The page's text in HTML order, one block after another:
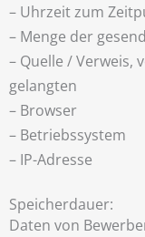
– Uhrzeit zum
– Menge der
– Quelle / Verweis,
gelangten
– Browser
– Betriebssystem
– IP-Adresse
Speicherdauer:
Daten von